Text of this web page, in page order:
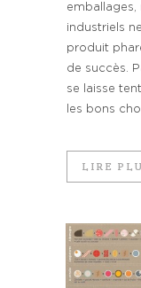
emballages,
industriels
produit
de succès.
se laisse
les bons
LIRE